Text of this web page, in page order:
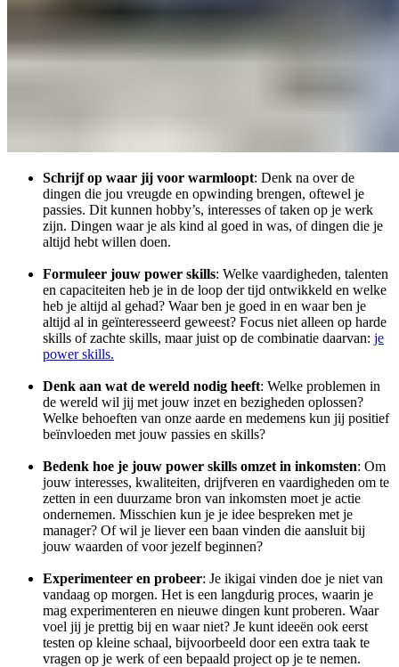
Schrijf op waar jij voor warmloopt: Denk na over de
dingen die jou vreugde en opwinding brengen, oftewel je
passies. Dit kunnen hobby’s, interesses of taken op je werk
zijn. Dingen waar je als kind al goed in was, of dingen die je
altijd hebt willen doen.
Formuleer jouw power skills: Welke vaardigheden, talenten
en capaciteiten heb je in de loop der tijd ontwikkeld en welke
heb je altijd al gehad? Waar ben je goed in en waar ben je
altijd al in geïnteresseerd geweest? Focus niet alleen op harde
skills of zachte skills, maar juist op de combinatie daarvan: je
power skills.
Denk aan wat de wereld nodig heeft: Welke problemen in
de wereld wil jij met jouw inzet en bezigheden oplossen?
Welke behoeften van onze aarde en medemens kun jij positief
beïnvloeden met jouw passies en skills?
Bedenk hoe je jouw power skills omzet in inkomsten: Om
jouw interesses, kwaliteiten, drijfveren en vaardigheden om te
zetten in een duurzame bron van inkomsten moet je actie
ondernemen. Misschien kun je je idee bespreken met je
manager? Of wil je liever een baan vinden die aansluit bij
jouw waarden of voor jezelf beginnen?
Experimenteer en probeer: Je ikigai vinden doe je niet van
vandaag op morgen. Het is een langdurig proces, waarin je
mag experimenteren en nieuwe dingen kunt proberen. Waar
voel jij je prettig bij en waar niet? Je kunt ideeën ook eerst
testen op kleine schaal, bijvoorbeeld door een extra taak te
vragen op je werk of een bepaald project op je te nemen.